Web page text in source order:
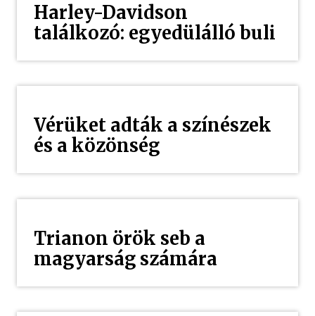
Harley-Davidson
találkozó: egyedülálló buli
Vérüket adták a színészek
és a közönség
Trianon örök seb a
magyarság számára